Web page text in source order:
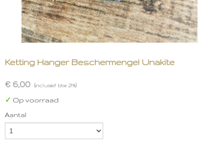
Ketting Hanger Beschermengel Unakite
€ 6,00 (inclusief btw 21%)
✓ Op voorraad
Aantal